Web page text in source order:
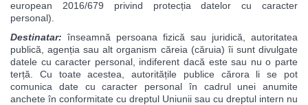
european 2016/679 privind protecția datelor cu caracter
personal).
Destinatar: înseamnă persoana fizică sau juridică, autoritatea
publică, agenția sau alt organism căreia (căruia) îi sunt divulgate
datele cu caracter personal, indiferent dacă este sau nu o parte
terță. Cu toate acestea, autoritățile publice cărora li se pot
comunica date cu caracter personal în cadrul unei anumite
anchete în conformitate cu dreptul Uniunii sau cu dreptul intern nu